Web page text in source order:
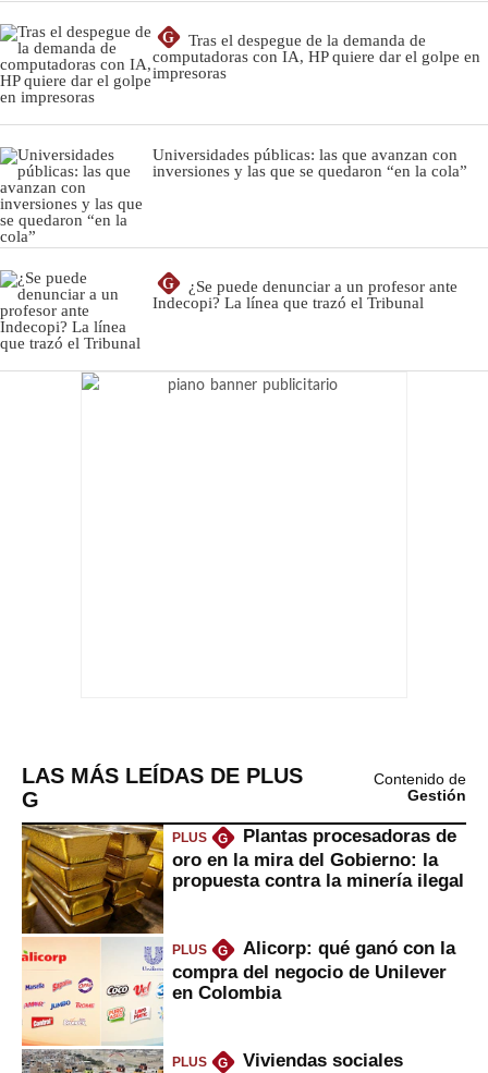
G
Tras el despegue de la demanda de
computadoras con IA, HP quiere dar el golpe en
impresoras
Universidades públicas: las que avanzan con
inversiones y las que se quedaron “en la cola”
G
¿Se puede denunciar a un profesor ante
Indecopi? La línea que trazó el Tribunal
LAS MÁS LEÍDAS DE PLUS
G
Contenido de
Gestión
PLUS G
Plantas procesadoras de
oro en la mira del Gobierno: la
propuesta contra la minería ilegal
PLUS G
Alicorp: qué ganó con la
compra del negocio de Unilever
en Colombia
PLUS G
Viviendas sociales